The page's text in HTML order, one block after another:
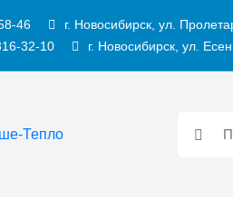
46
г. Новосибирск, ул.
32-10
г. Новосибирск, ул.